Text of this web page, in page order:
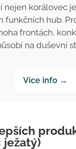
nejen korálovec
funkčních hub.
frontách,
na duševní
Více info →
ježatý)